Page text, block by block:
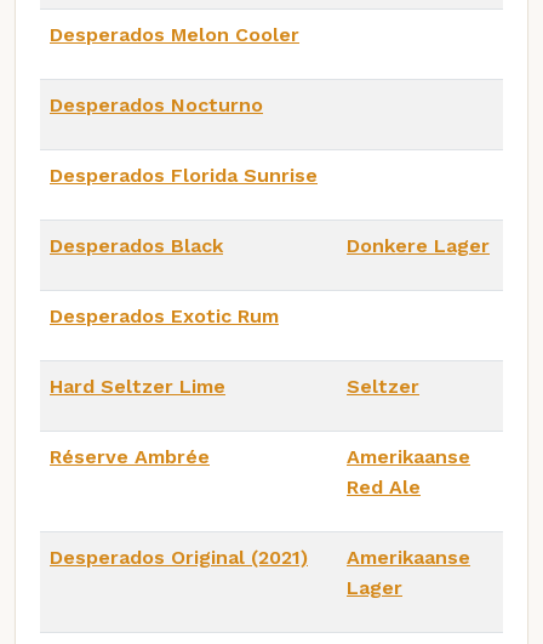
Desperados Melon Cooler
Desperados Nocturno
Desperados Florida Sunrise
Desperados Black Donkere Lager
Desperados Exotic Rum
Hard Seltzer Lime Seltzer
Réserve Ambrée
Amerikaanse
Red Ale
Desperados Original (2021)
Amerikaanse
Lager